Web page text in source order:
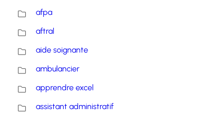
afpa
aftral
aide soignante
ambulancier
apprendre excel
assistant administratif